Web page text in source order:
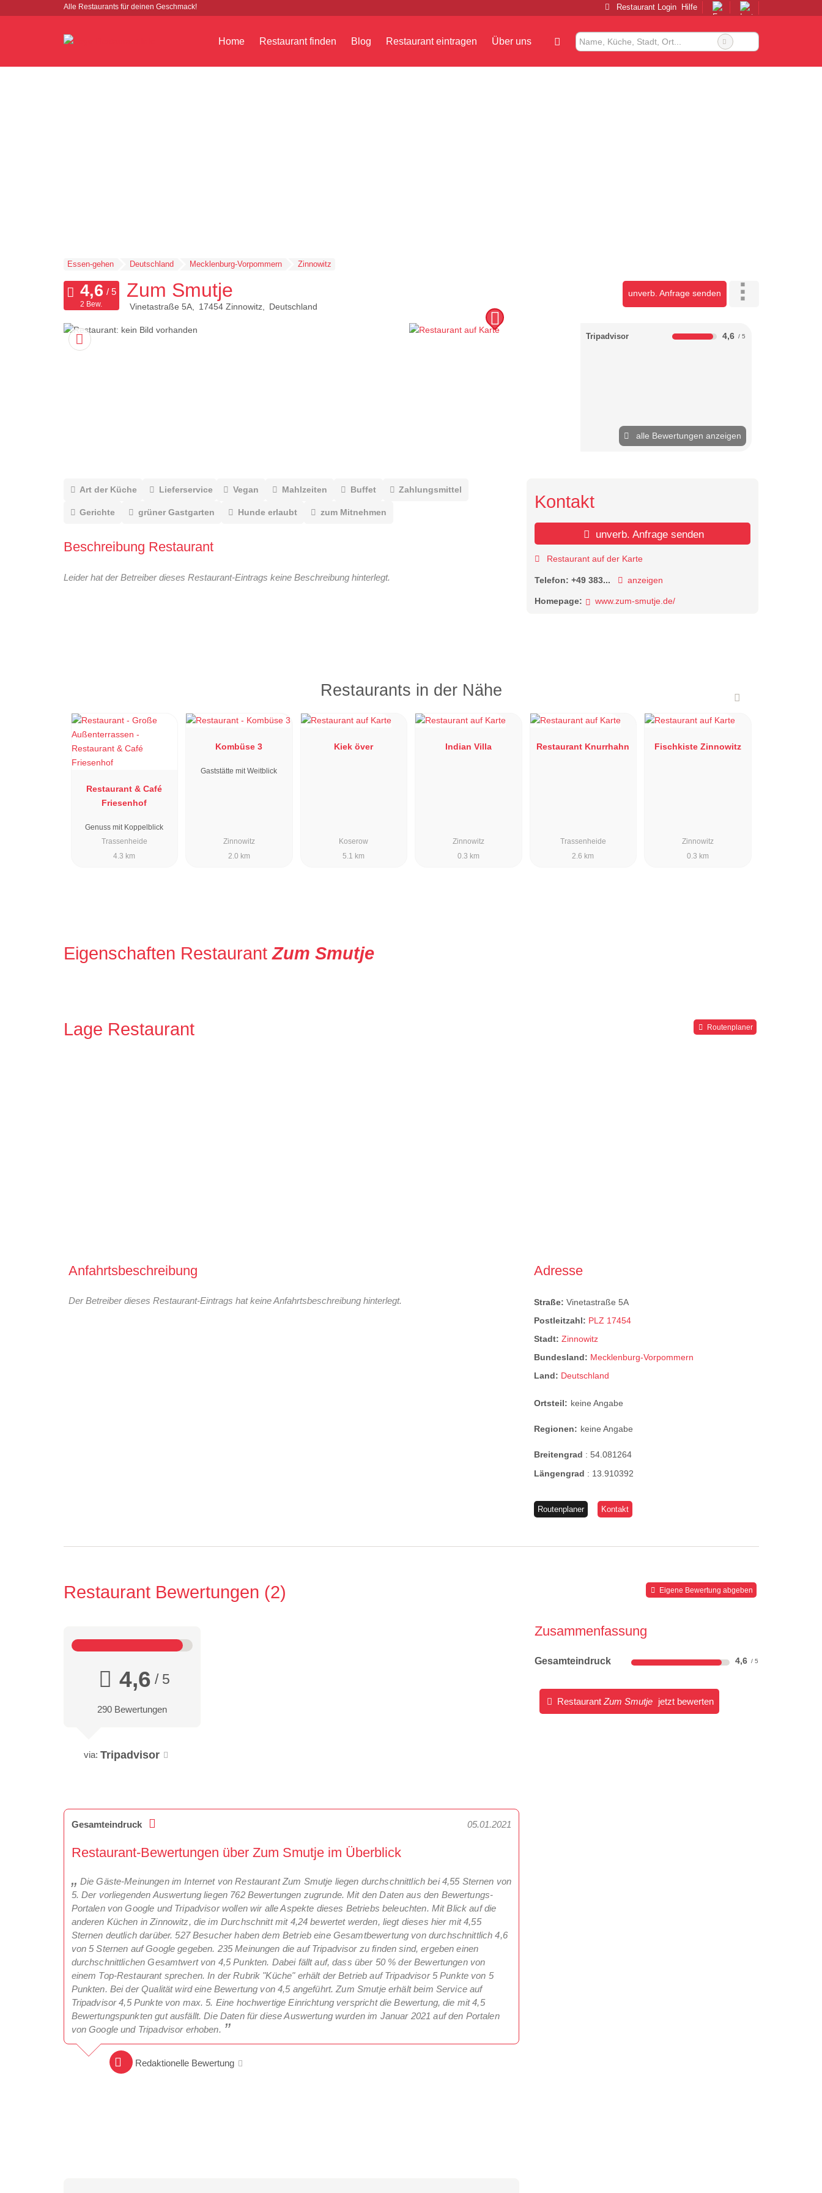
Alle Restaurants für deinen Geschmack! Restaurant Login Hilfe
Home Restaurant finden Blog Restaurant eintragen Über uns
Essen-gehen Deutschland Mecklenburg-Vorpommern Zinnowitz
Zum Smutje
Vinetastraße 5A 17454 Zinnowitz Deutschland
unverb. Anfrage senden
2 Bew.
Tripadvisor 4,6
alle Bewertungen anzeigen
Art der Küche Lieferservice Vegan Mahlzeiten Buffet Zahlungsmittel
Gerichte grüner Gastgarten Hunde erlaubt zum Mitnehmen
Beschreibung Restaurant
Leider hat der Betreiber dieses Restaurant-Eintrags keine Beschreibung hinterlegt.
Kontakt
unverb. Anfrage senden
Restaurant auf der Karte
Telefon:+49 383... anzeigen
Homepage: www.zum-smutje.de/
Restaurants in der Nähe
Restaurant & Café
Friesenhof
Genuss mit Koppelblick
Trassenheide
4.3 km
Kombüse 3
Gaststätte mit Weitblick
Zinnowitz
2.0 km
Kiek över
Koserow
5.1 km
Indian Villa
Zinnowitz
0.3 km
Restaurant Knurrhahn
Trassenheide
2.6 km
Fischkiste Zinnowitz
Zinnowitz
0.3 km
Eigenschaften RestaurantZum Smutje
Lage Restaurant Routenplaner
Anfahrtsbeschreibung
Der Betreiber dieses Restaurant-Eintrags hat keine Anfahrtsbeschreibung hinterlegt.
Adresse
Straße:Vinetastraße 5A
Postleitzahl: PLZ 17454
Stadt:Zinnowitz
Bundesland: Mecklenburg-Vorpommern
Land: Deutschland
Ortsteil: keine Angabe
Regionen: keine Angabe
Breitengrad :54.081264
Längengrad : 13.910392
Routenplaner Kontakt
Restaurant Bewertungen 2 Eigene Bewertung abgeben
Zusammenfassung
Gesamteindruck 4,6
RestaurantZum Smutje jetzt bewerten
4,6 / 5
290 Bewertungen
via: Tripadvisor
Gesamteindruck 05.01.2021
Restaurant-Bewertungen über Zum Smutje im Überblick
Die Gäste-Meinungen im Internet von Restaurant Zum Smutje liegen durchschnittlich bei 4,55 Sternen von
5. Der vorliegenden Auswertung liegen 762 Bewertungen zugrunde. Mit den Daten aus den Bewertungs-
Portalen von Google und Tripadvisor wollen wir alle Aspekte dieses Betriebs beleuchten. Mit Blick auf die
anderen Küchen in Zinnowitz, die im Durchschnitt mit 4,24 bewertet werden, liegt dieses hier mit 4,55
Sternen deutlich darüber. 527 Besucher haben dem Betrieb eine Gesamtbewertung von durchschnittlich 4,6
von 5 Sternen auf Google gegeben. 235 Meinungen die auf Tripadvisor zu finden sind, ergeben einen
durchschnittlichen Gesamtwert von 4,5 Punkten. Dabei fällt auf, dass über 50 % der Bewertungen von
einem Top-Restaurant sprechen. In der Rubrik "Küche" erhält der Betrieb auf Tripadvisor 5 Punkte von 5
Punkten. Bei der Qualität wird eine Bewertung von 4,5 angeführt. Zum Smutje erhält beim Service auf
Tripadvisor 4,5 Punkte von max. 5. Eine hochwertige Einrichtung verspricht die Bewertung, die mit 4,5
Bewertungspunkten gut ausfällt. Die Daten für diese Auswertung wurden im Januar 2021 auf den Portalen
von Google und Tripadvisor erhoben.
Redaktionelle Bewertung